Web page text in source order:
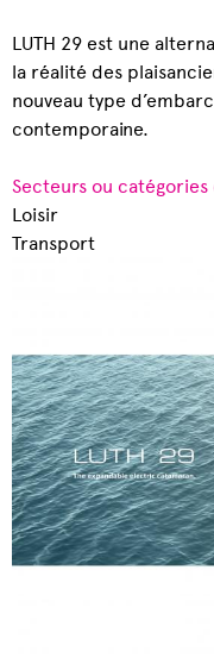
LUTH 29 est une
la réalité des
nouveau type
contemporaine.
Secteurs ou
Loisir
Transport